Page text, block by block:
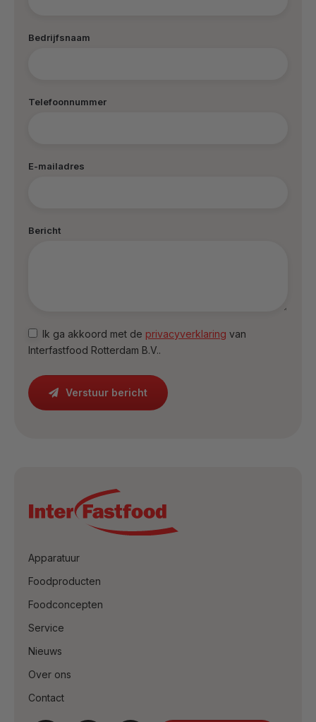
Bedrijfsnaam
Telefoonnummer
E-mailadres
Bericht
Ik ga akkoord met de privacyverklaring van
Interfastfood Rotterdam B.V..
Verstuur bericht
Apparatuur
Foodproducten
Foodconcepten
Service
Nieuws
Over ons
Contact